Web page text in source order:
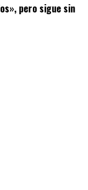
pero sigue sin